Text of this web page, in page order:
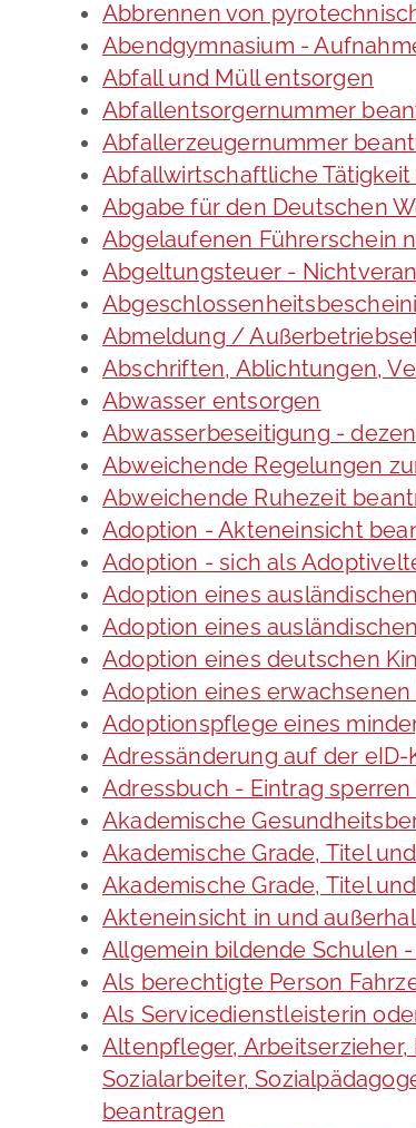
Abbrennen von
Abendgymnasium -
Abfall und Müll entsorgen
Abfallentsorgernummer
Abfallerzeugernummer
Abfallwirtschaftliche
Abgabe für den Deutschen
Abgelaufenen Führerschein
Abgeltungsteuer -
Abmeldung /
Abschriften, Ablichtungen,
Abwasser entsorgen
Abwasserbeseitigung -
Abweichende Regelungen
Abweichende Ruhezeit
Adoption - Akteneinsicht
Adoption - sich als
Adoption eines
Adoption eines
Adoption eines deutschen
Adoption eines
Adoptionspflege eines
Adressänderung auf der
Adressbuch - Eintrag sperren
Akademische
Akademische Grade, Titel
Akademische Grade, Titel
Akteneinsicht in und
Allgemein bildende Schulen
Als berechtigte Person
Als Servicedienstleisterin
Altenpfleger, Arbeitserzieher,
Sozialarbeiter,
beantragen